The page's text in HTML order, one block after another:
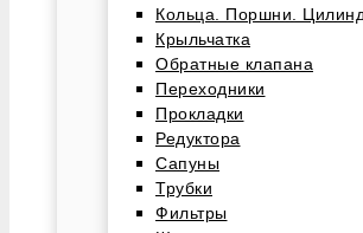
Кольца. Поршни.
Крыльчатка
Обратные клапана
Переходники
Прокладки
Редуктора
Сапуны
Трубки
Фильтры